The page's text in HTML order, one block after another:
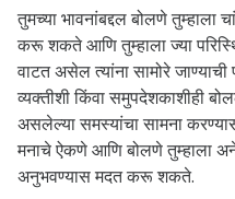
तुमच्या भावनांबद्दल बोलणे
करू शकते आणि तुम्हाला ज्या
वाटत असेल त्यांना सामोरे जाण्याची
व्यक्तीशी किंवा समुपदेशकाशीही
असलेल्या समस्यांचा सामना
मनाचे ऐकणे आणि बोलणे तुम्हाला
अनुभवण्यास मदत करू शकते.